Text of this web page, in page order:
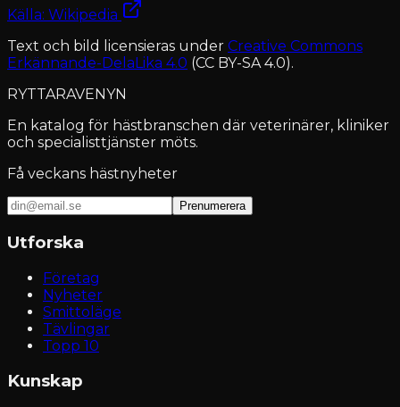
Källa: Wikipedia
Text och bild licensieras under Creative Commons
Erkännande-DelaLika 4.0 (CC BY-SA 4.0).
RYTTARAVENYN
En katalog för hästbranschen där veterinärer, kliniker
och specialisttjänster möts.
Få veckans hästnyheter
Prenumerera
Utforska
Företag
Nyheter
Smittoläge
Tävlingar
Topp 10
Kunskap